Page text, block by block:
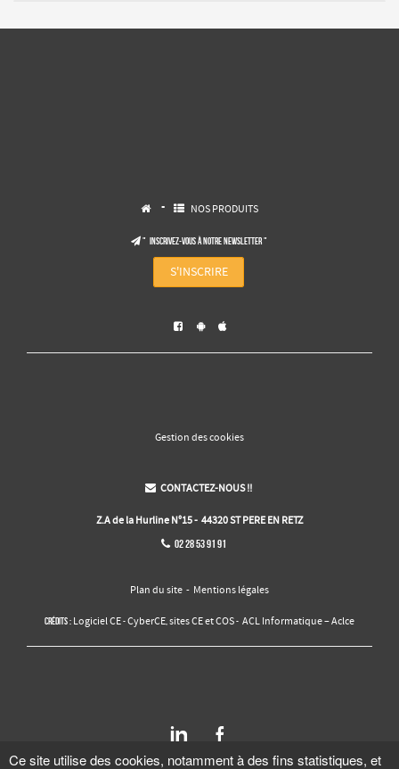
 -  NOS PRODUITS
" Inscrivez-vous à notre NEWSLETTER "
S'INSCRIRE
  
Gestion des cookies
 CONTACTEZ-NOUS !!
Z.A de la Hurline N°15 - 44320 ST PERE EN RETZ
 02 28 53 91 91
Plan du site - Mentions légales
Crédits : Logiciel CE-CyberCE sites CE et COS- ACL Informatique – Aclce
Ce site utilise des cookies, notamment à des fins statistiques, et